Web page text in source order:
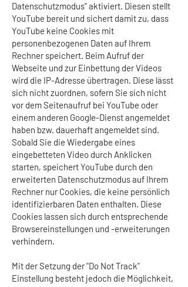
Datenschutzmodus" aktiviert. Diesen stellt
YouTube bereit und sichert damit zu, dass
YouTube keine Cookies mit
personenbezogenen Daten auf Ihrem
Rechner speichert. Beim Aufruf der
Webseite und zur Einbettung der Videos
wird die IP-Adresse übertragen. Diese lässt
sich nicht zuordnen, sofern Sie sich nicht
vor dem Seitenaufruf bei YouTube oder
einem anderen Google-Dienst angemeldet
haben bzw. dauerhaft angemeldet sind.
Sobald Sie die Wiedergabe eines
eingebetteten Video durch Anklicken
starten, speichert YouTube durch den
erweiterten Datenschutzmodus auf Ihrem
Rechner nur Cookies, die keine persönlich
identifizierbaren Daten enthalten. Diese
Cookies lassen sich durch entsprechende
Browsereinstellungen und -erweiterungen
verhindern.
Mit der Setzung der "Do Not Track"
Einstellung besteht jedoch die Möglichkeit,